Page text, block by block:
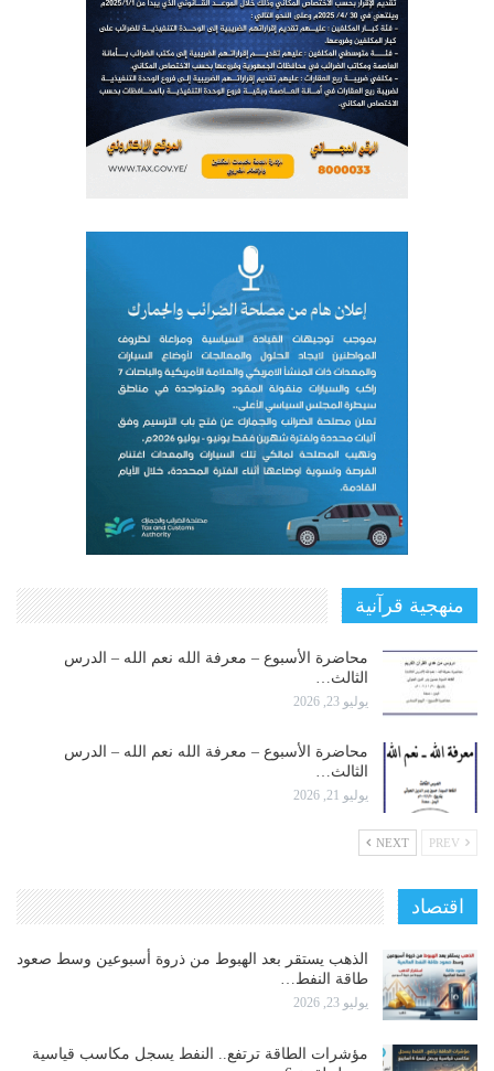
منهجية قرآنية
محاضرة الأسبوع – معرفة الله نعم الله – الدرس
الثالث…
يوليو 23, 2026
محاضرة الأسبوع – معرفة الله نعم الله – الدرس
الثالث…
يوليو 21, 2026
NEXT
اقتصاد
الذهب يستقر بعد الهبوط من ذروة أسبوعين وسط صعود
طاقة النفط…
يوليو 23, 2026
مؤشرات الطاقة ترتفع.. النفط يسجل مكاسب قياسية